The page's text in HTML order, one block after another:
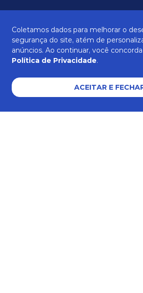
ATENDIMENTO
Coletamos dados para melhorar o
segurança do site, atém de
anúncios. Ao continuar, você
Política de Privacidade.
ACEITAR E